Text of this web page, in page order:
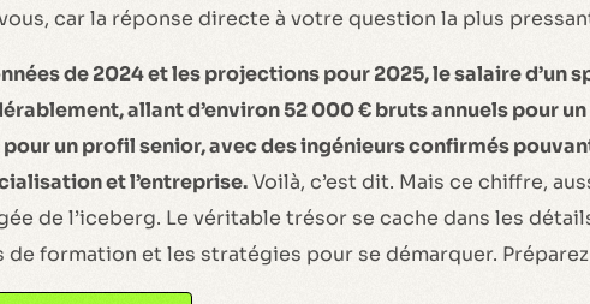
car la réponse directe à votre question la plus
de 2024 et les projections pour 2025, le salaire d’un
allant d’environ 52 000 € bruts annuels pour
un profil senior, avec des ingénieurs confirmés
et l’entreprise.Voilà, c’est dit. Mais ce chiffre,
de l’iceberg. Le véritable trésor se cache dans les
de formation et les stratégies pour se démarquer.